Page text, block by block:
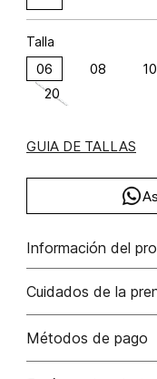
Talla
06 08 10
20
GUIA DE TALLAS
Información del
poliéster 95% elastano
elastano/elastane
Cuidados de la
No dejar en remojo /
Métodos de pago